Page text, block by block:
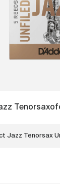
Jazz Tenorsax
Select Jazz